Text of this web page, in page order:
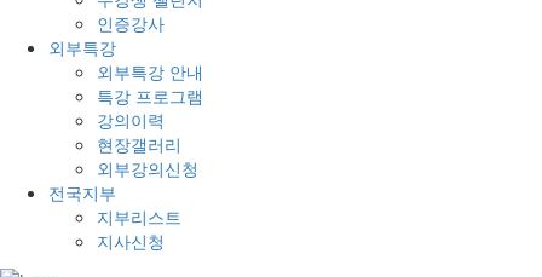
인증강사
외부특강
외부특강 안내
특강 프로그램
강의이력
현장갤러리
외부강의신청
전국지부
지부리스트
지사신청